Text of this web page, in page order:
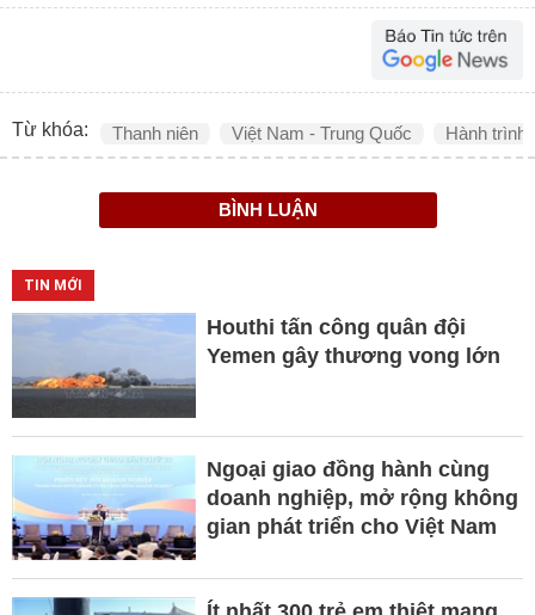
Từ khóa: Thanh niên Việt Nam - Trung Quốc Hành trình
BÌNH LUẬN
TIN MỚI
Houthi tấn công quân đội
Yemen gây thương vong lớn
Ngoại giao đồng hành cùng
doanh nghiệp, mở rộng không
gian phát triển cho Việt Nam